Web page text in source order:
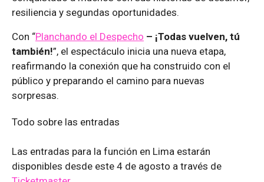
resiliencia y segundas oportunidades.
Con “Planchando el Despecho – ¡Todas vuelven, tú
también!”, el espectáculo inicia una nueva etapa,
reafirmando la conexión que ha construido con el
público y preparando el camino para nuevas
sorpresas.
Todo sobre las entradas
Las entradas para la función en Lima estarán
disponibles desde este 4 de agosto a través de